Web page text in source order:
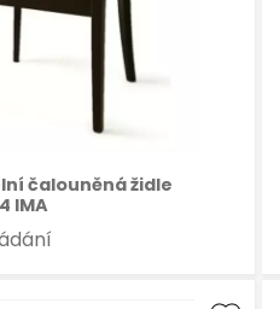
čalouněná židle
IMA